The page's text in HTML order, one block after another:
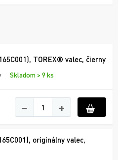
TOREX® valec, čierny
Skladom > 9 ks
− +
originálny valec,